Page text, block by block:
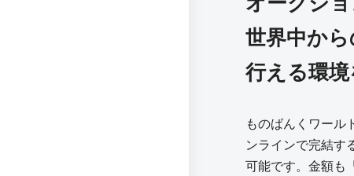
世界中か
行える環境
ものばんくワール
ンラインで完結す
可能です。金額も